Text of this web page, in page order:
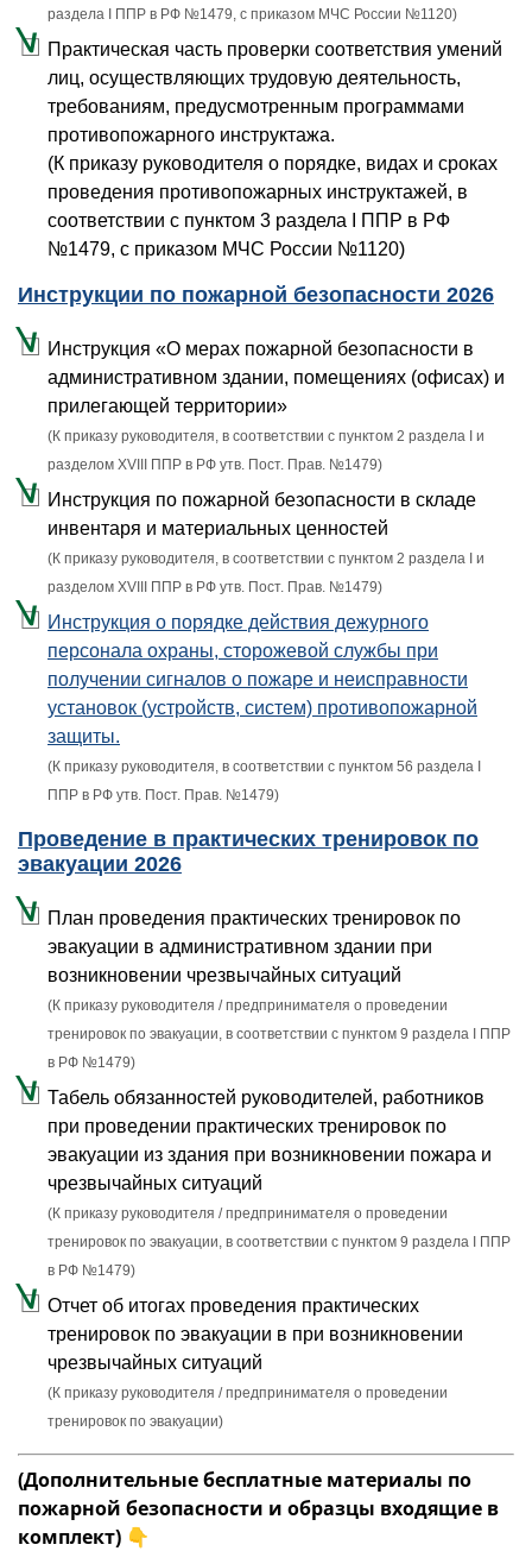
раздела I ППР в РФ №1479, с приказом МЧС России №1120)
Практическая часть проверки соответствия умений
лиц, осуществляющих трудовую деятельность,
требованиям, предусмотренным программами
противопожарного инструктажа.
(К приказу руководителя о порядке, видах и сроках
проведения противопожарных инструктажей, в
соответствии с пунктом 3 раздела I ППР в РФ
№1479, с приказом МЧС России №1120)
Инструкции по пожарной безопасности 2026
Инструкция «О мерах пожарной безопасности в
административном здании, помещениях (офисах) и
прилегающей территории»
(К приказу руководителя, в соответствии с пунктом 2 раздела I и
разделом XVIII ППР в РФ утв. Пост. Прав. №1479)
Инструкция по пожарной безопасности в складе
инвентаря и материальных ценностей
(К приказу руководителя, в соответствии с пунктом 2 раздела I и
разделом XVIII ППР в РФ утв. Пост. Прав. №1479)
Инструкция о порядке действия дежурного
персонала охраны, сторожевой службы при
получении сигналов о пожаре и неисправности
установок (устройств, систем) противопожарной
защиты.
(К приказу руководителя, в соответствии с пунктом 56 раздела I
ППР в РФ утв. Пост. Прав. №1479)
Проведение в практических тренировок по
эвакуации 2026
План проведения практических тренировок по
эвакуации в административном здании при
возникновении чрезвычайных ситуаций
(К приказу руководителя / предпринимателя о проведении
тренировок по эвакуации, в соответствии с пунктом 9 раздела I ППР
в РФ №1479)
Табель обязанностей руководителей, работников
при проведении практических тренировок по
эвакуации из здания при возникновении пожара и
чрезвычайных ситуаций
(К приказу руководителя / предпринимателя о проведении
тренировок по эвакуации, в соответствии с пунктом 9 раздела I ППР
в РФ №1479)
Отчет об итогах проведения практических
тренировок по эвакуации в при возникновении
чрезвычайных ситуаций
(К приказу руководителя / предпринимателя о проведении
тренировок по эвакуации)
(Дополнительные бесплатные материалы по
пожарной безопасности и образцы входящие в
комплект) 👇